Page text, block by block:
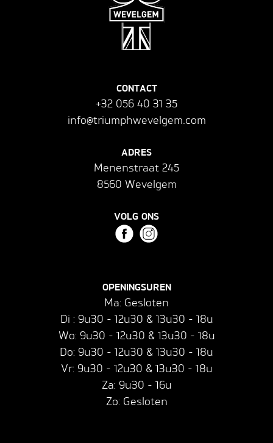
CONTACT
+32 056 40 31 35
info@triumphwevelgem.com
ADRES
Menenstraat 245
8560 Wevelgem
VOLG ONS
OPENINGSUREN
Ma: Gesloten
Di : 9u30 - 12u30 & 13u30 - 18u
Wo: 9u30 - 12u30 & 13u30 - 18u
Do: 9u30 - 12u30 & 13u30 - 18u
Vr: 9u30 - 12u30 & 13u30 - 18u
Za: 9u30 - 16u
Zo: Gesloten